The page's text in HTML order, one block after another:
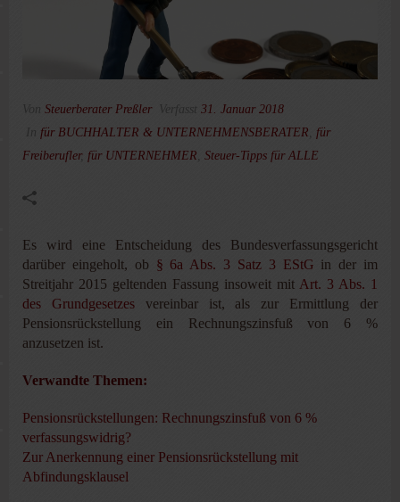
Von Steuerberater Preßler Verfasst 31. Januar 2018
In für BUCHHALTER & UNTERNEHMENSBERATER
für
Freiberufler, für UNTERNEHMER Steuer-Tipps für ALLE
Es wird eine Entscheidung des Bundesverfassungsgericht
darüber eingeholt, ob § 6a Abs. 3 Satz 3 EStG in der im
Streitjahr 2015 geltenden Fassung insoweit mit Art. 3 Abs. 1
des Grundgesetzesvereinbar ist, als zur Ermittlung der
Pensionsrückstellung ein Rechnungszinsfuß von 6 %
anzusetzen ist.
Verwandte Themen:
Pensionsrückstellungen: Rechnungszinsfuß von 6 %
verfassungswidrig?
Zur Anerkennung einer Pensionsrückstellung mit
Abfindungsklausel